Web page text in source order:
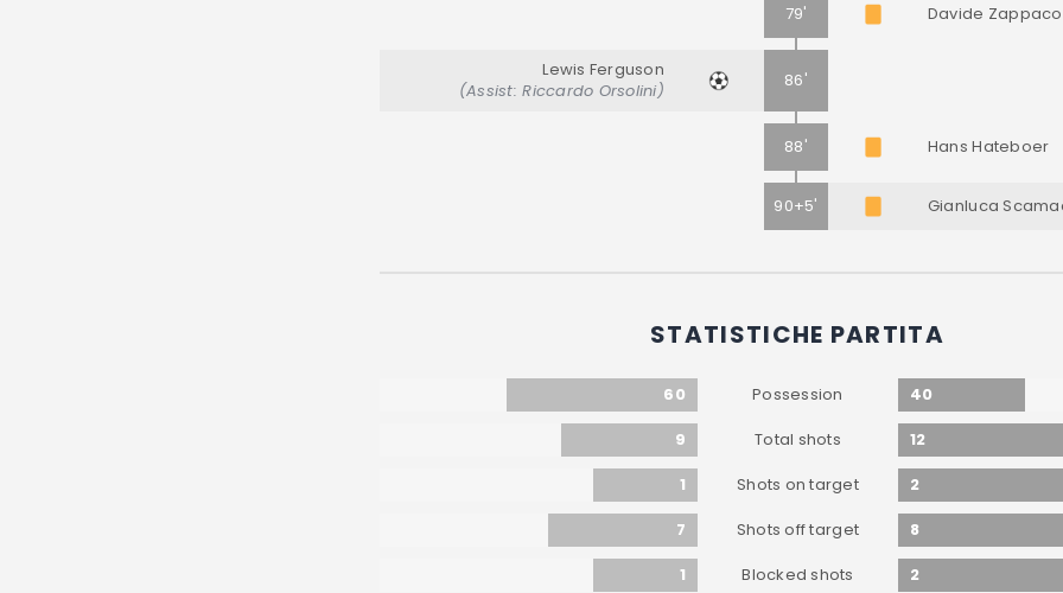
79' Davide
Lewis Ferguson
(Assist: Riccardo Orsolini)
86'
88' Hans Hateboer
90+5' Gianluca
STATISTICHE PARTITA
60 Possession
40
9
Total shots
12
1
Shots on target
2
7
Shots off target
8
1
Blocked shots
2